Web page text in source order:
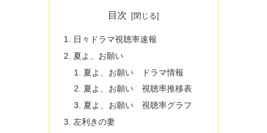
目次
日々ドラマ視聴率速報
夏よ、お願い
夏よ、お願い ドラマ情報
夏よ、お願い 視聴率推移表
夏よ、お願い 視聴率グラフ
左利きの妻